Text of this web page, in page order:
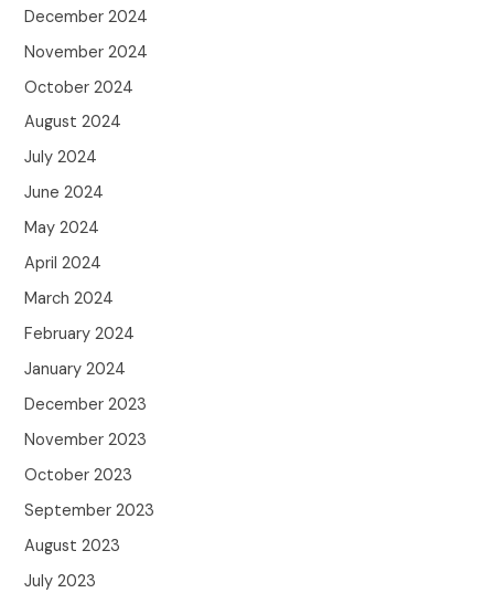
December 2024
November 2024
October 2024
August 2024
July 2024
June 2024
May 2024
April 2024
March 2024
February 2024
January 2024
December 2023
November 2023
October 2023
September 2023
August 2023
July 2023